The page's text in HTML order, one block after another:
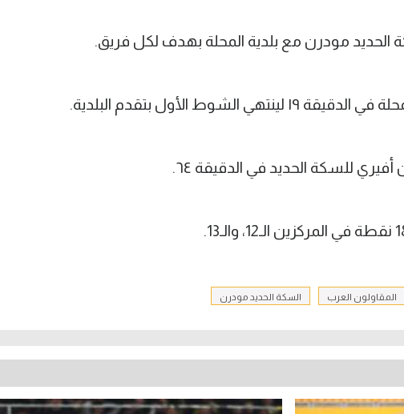
الحديد مودرن مع بلدية المحلة بهدف لكل فريق.
الشوط الأول بتقدم البلدية.
للسكة الحديد في الدقيقة ٦٤.
المقاولون العرب السكة الحديد مودرن